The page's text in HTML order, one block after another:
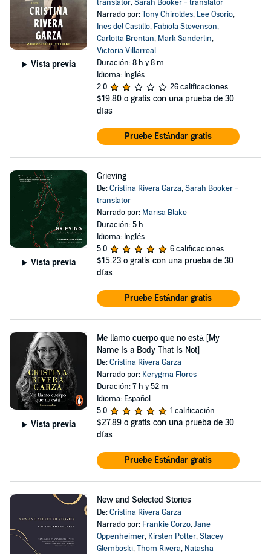
Vista previa
translator,Sarah Booker - translator
Narrado por:Tony Chiroldes, Lee Osorio,
Ines del Castillo, Fabiola Stevenson,
Carlotta Brentan, Mark Sanderlin,
Victoria Villarreal
Duración: 8 h y 8 m
Idioma: Inglés
2.0
26 calificaciones
$19.80 o gratis con una prueba de 30
días
Pruebe Estándar gratis
Vista previa
Grieving
De:Cristina Rivera Garza,Sarah Booker -
translator
Narrado por: Marisa Blake
Duración: 5 h
Idioma: Inglés
5.0
6 calificaciones
$15.23 o gratis con una prueba de 30
días
Pruebe Estándar gratis
Vista previa
Me llamo cuerpo que no está [My
Name Is a Body That Is Not]
De:Cristina Rivera Garza
Narrado por: Kerygma Flores
Duración: 7 h y 52 m
Idioma: Español
5.0
1 calificación
$27.89 o gratis con una prueba de 30
días
Pruebe Estándar gratis
New and Selected Stories
De:Cristina Rivera Garza
Narrado por: Frankie Corzo,Jane
Oppenheimer, Kirsten Potter,Stacey
Glemboski,Thom Rivera, Natasha